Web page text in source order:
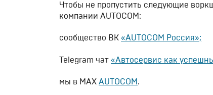
Чтобы не пропустить следующие
компании AUTOCOM:
сообщество ВК «AUTOCOM Россия»;
Telegram чат «Автосервис как
мы в МАХ AUTOCOM.